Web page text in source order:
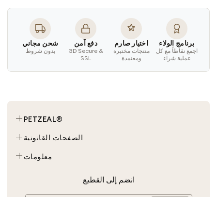
شحن مجاني
بدون شروط
دفع آمن
3D Secure &
SSL
اختيار صارم
منتجات مختبرة
ومعتمدة
برنامج الولاء
اجمع نقاطاً مع كل
عملية شراء
PETZEAL®
محادثة
الصفحات القانونية
الأحكام والشروط
سياسة الخصوصية
معلومات
انضم إلى القطيع